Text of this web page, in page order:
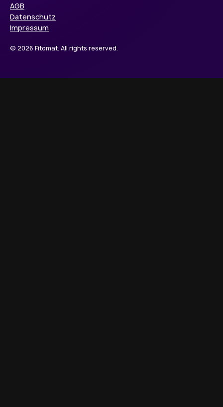
© 2026 Fitomat. All rights reserved.
AGB
Datenschutz
Impressum